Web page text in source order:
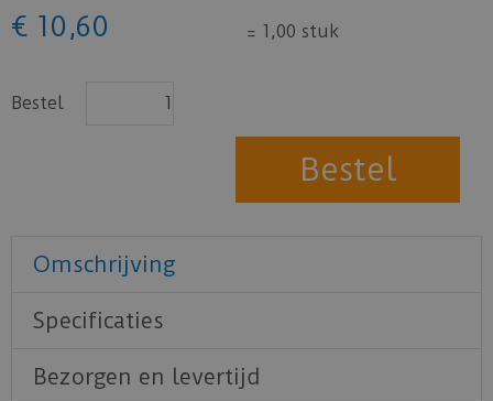
€ 10 ,60 = 1,00 stuk
Bestel
Omschrijving
Specificaties
Bezorgen en levertijd